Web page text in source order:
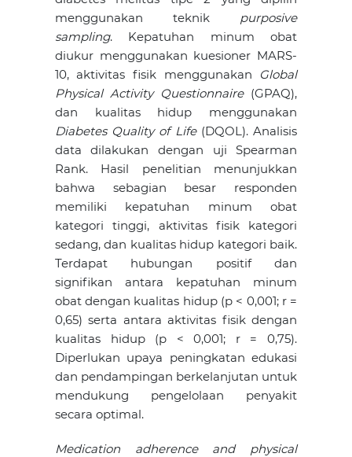
menggunakan teknik purposive
sampling. Kepatuhan minum obat
diukur menggunakan kuesioner MARS-
10, aktivitas fisik menggunakan
Global
Physical Activity Questionnaire(GPAQ),
dan kualitas hidup menggunakan
Diabetes Quality of Life(DQOL). Analisis
data dilakukan dengan uji Spearman
Rank. Hasil penelitian menunjukkan
bahwa sebagian besar responden
memiliki kepatuhan minum obat
kategori tinggi, aktivitas fisik kategori
sedang, dan kualitas hidup kategori baik.
Terdapat hubungan positif dan
signifikan antara kepatuhan minum
obat dengan kualitas hidup (p < 0,001; r =
0,65) serta antara aktivitas fisik dengan
kualitas hidup (p < 0,001; r = 0,75).
Diperlukan upaya peningkatan edukasi
dan pendampingan berkelanjutan untuk
mendukung pengelolaan penyakit
secara optimal.
Medication adherence and physical